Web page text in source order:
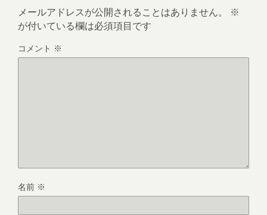
メールアドレスが公開されることはありません。
※
が付いている欄は必須項目です
コメント ※
名前 ※